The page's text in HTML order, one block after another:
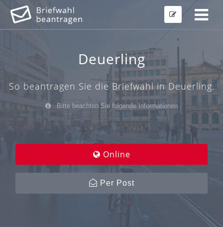
Deuerling
So beantragen Sie die Briefwahl in Deuerling.
Bitte beachten Sie folgende Informationen
Online
Per Post